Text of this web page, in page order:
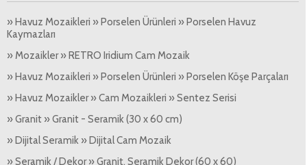
» Havuz Mozaikleri » Porselen Ürünleri » Porselen Havuz
Kaymazları
» Mozaikler » RETRO Iridium Cam Mozaik
» Havuz Mozaikleri » Porselen Ürünleri » Porselen Köşe Parçaları
» Havuz Mozaikler » Cam Mozaikleri » Sentez Serisi
» Granit » Granit - Seramik (30 x 60 cm)
» Dijital Seramik » Dijital Cam Mozaik
» Seramik / Dekor » Granit, Seramik Dekor (60 x 60)